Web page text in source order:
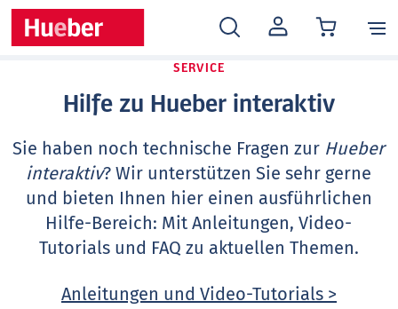
MEIN
KONTO
SERVICE
Hilfe zu Hueber interaktiv
Sie haben noch technische Fragen zur Hueber
interaktiv? Wir unterstützen Sie sehr gerne
und bieten Ihnen hier einen ausführlichen
Hilfe-Bereich: Mit Anleitungen, Video-
Tutorials und FAQ zu aktuellen Themen.
Anleitungen und Video-Tutorials >